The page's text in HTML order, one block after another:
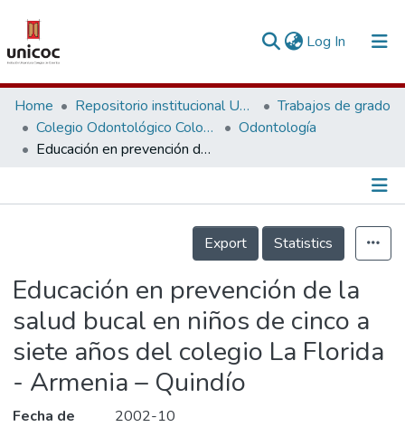
Log In (current)
Communities & Collections
Research Outputs
People
Home Repositorio institucional Unicoc, RI-unicoc
Trabajos de grado
Colegio Odontológico Colombiano
Odontología
Educación en prevención de la salud bucal en niños de cinco a siete años del colegio La Florida - Armenia – Quindío
Información de la Publicación
Export
Statistics
Educación en prevención de la
salud bucal en niños de cinco a
siete años del colegio La Florida
- Armenia – Quindío
Fecha de
2002-10